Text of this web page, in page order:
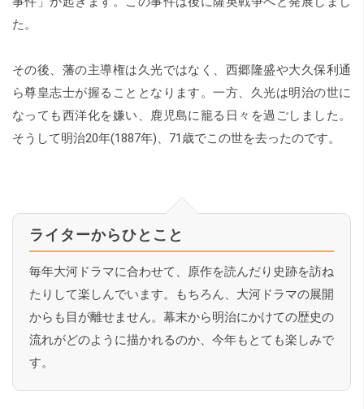
た。
その後、藩の主導権は久光ではなく、西郷隆盛や大久保利通
ら尊皇志士が握ることとなります。一方、久光は明治の世に
なっても西洋化を嫌い、鹿児島に籠る日々を過ごしました。
そうして明治20年(1887年)、71歳でこの世を去ったのです。
ライターからひとこと
毎年大河ドラマに合わせて、原作を読んだり史跡を訪ね
たりして楽しんでいます。もちろん、大河ドラマの展開
からも目が離せません。幕末から明治にかけての歴史の
流れがどのように描かれるのか、今年もとても楽しみで
す。